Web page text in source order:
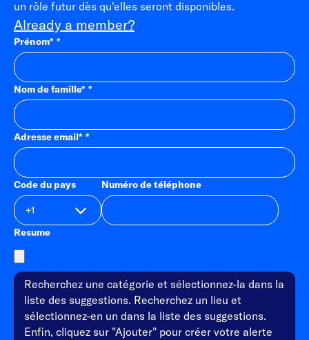
un rôle futur dès qu'elles seront disponibles.
Already a member?
Prénom*
Nom de famille*
Adresse email*
Code du pays Numéro de téléphone
Resume
Recherchez une catégorie et sélectionnez-la dans la
liste des suggestions. Recherchez un lieu et
sélectionnez-en un dans la liste des suggestions.
Enfin, cliquez sur "Ajouter" pour créer votre alerte